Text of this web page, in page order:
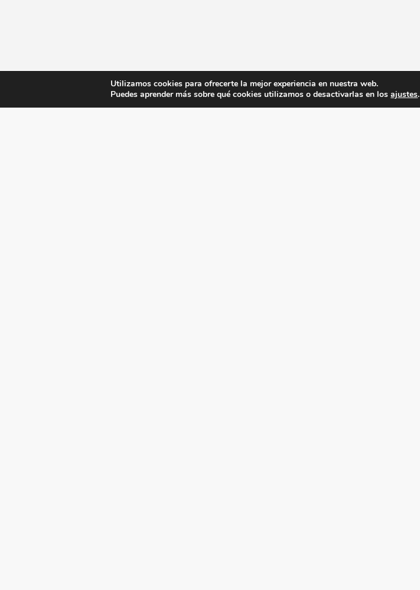
Utilizamos cookies para ofrecerte la mejor experiencia en nuestra web.
Puedes aprender más sobre qué cookies utilizamos o desactivarlas en losajustes.